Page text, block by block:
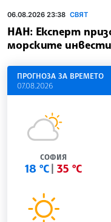
06.08.2026 23:38 СВЯТ
НАН: Експерт
морските
ПРОГНОЗА ЗА ВРЕМЕТО
07.08.2026
СОФИЯ
18 °C 35 °C